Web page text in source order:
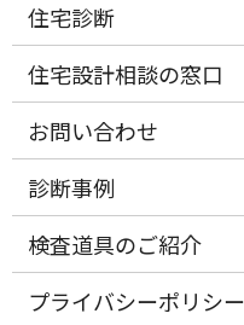
住宅診断
住宅設計相談の窓口
お問い合わせ
診断事例
検査道具のご紹介
プライバシーポリシー